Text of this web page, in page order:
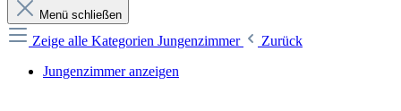
Menü schließen
Zeige alle Kategorien Jungenzimmer
Zurück
Jungenzimmer anzeigen